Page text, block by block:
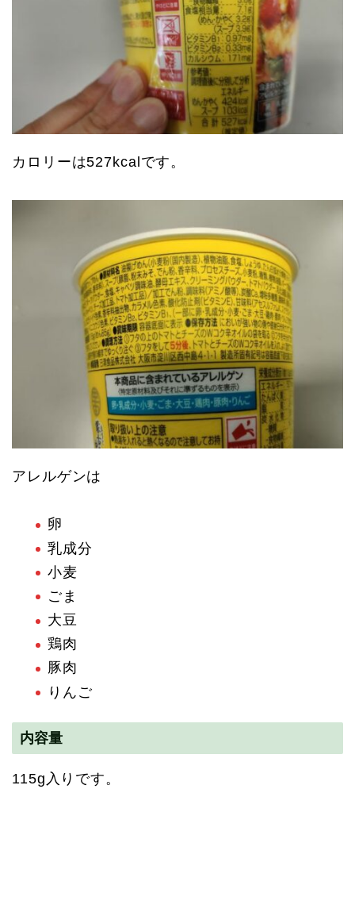
カロリーは527kcalです。
アレルゲンは
卵
乳成分
小麦
ごま
大豆
鶏肉
豚肉
りんご
内容量
115g入りです。